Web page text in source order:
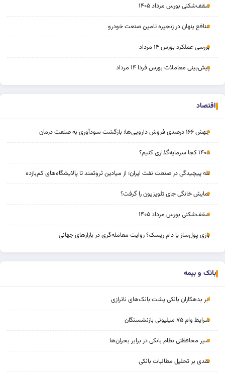
سقف‌شکنی بورس مرداد ۱۴۰۵
منافع پنهان در زنجیره تامین صنعت خودرو
بررسی عملکرد بورس ۱۴ مرداد
پیش‌بینی معاملات بورس فردا ۱۴ مرداد
اقتصاد
جهش ۱۶۶ درصدی فروش دارویی‌ها؛ بازگشت سودآوری به صنعت درمان
۱۴۰۵ کجا سرمایه‌گذاری کنیم؟
تله پیچیدگی در صنعت نفت ایران؛ از میادین ثروتمند تا پالایشگاه‌های کم‌بازده
نمایش خانگی جای تلویزیون را گرفت؟
سقف‌شکنی بورس مرداد ۱۴۰۵
بازی پول‌ساز یا دام ریسک؟ روایت معامله‌گری در بازارهای جهانی
بانک و بیمه
ابر بدهکاران بانکی پشت بانک‌های ناترازی
شرایط وام ۷۵ میلیونی بازنشستگان
سپر محافظتی نظام بانکی در برابر بحران‌ها
نقدی بر تحلیل مطالبات بانکی